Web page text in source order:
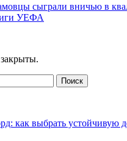
сыграли вничью в
УЕФА
как выбрать устойчивую